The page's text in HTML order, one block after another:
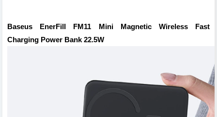
Baseus EnerFill FM11 Mini Magnetic Wireless Fast
Charging Power Bank 22.5W